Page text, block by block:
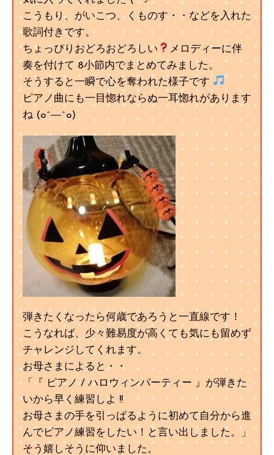
こうもり、がいこつ、くものす・・などを入れた
歌詞付きです。
ちょっぴりおどろおどろしい
メロディーに伴
奏を付けて 8小節内でまとめてみました。
そうすると一瞬で心を奪われた様子です
ピアノ曲にも一目惚れならぬ一耳惚れがあります
ね (o^―^o)
弾きたくなったら何歳であろうと一直線です！
こうなれば、少々難易度が高くても気にも留めず
チャレンジしてくれます。
お母さまによると・・
「『 ピアノ / ハロウィンパーティー 』が弾きた
いから早く練習しよ !!
お母さまの手を引っぱるように初めて自分から進
んでピアノ練習をしたい！と言い出しました。」
そう嬉しそうに仰いました。